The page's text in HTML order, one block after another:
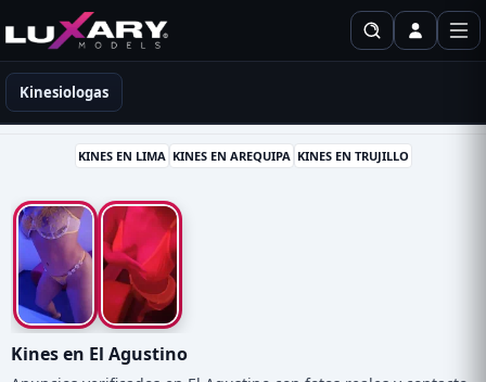
Kinesiólogas en Perú
Kinesiologas
KINES EN LIMA KINES EN AREQUIPA KINES EN TRUJILLO
Kines en El Agustino